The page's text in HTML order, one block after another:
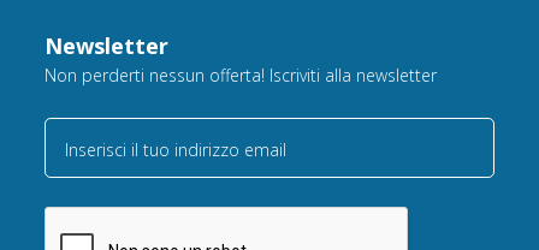
Newsletter
Non perderti nessun offerta! Iscriviti alla newsletter
Inserisci il tuo indirizzo email